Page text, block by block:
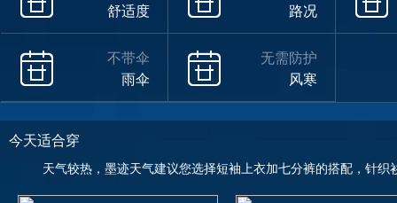
舒适度
路况
不带伞
雨伞
无需防护
风寒
今天适合穿
天气较热，墨迹天气建议您选择短袖上衣加七分裤的搭配，针织